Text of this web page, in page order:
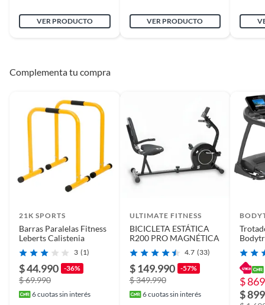
Modelo Olimpico
Color Amarillo
Ancho 286cm
Largo 33cm
Dimensiones 396 cm x 33 cm x 286 cm
VER PRODUCTO VER PRODUCTO
Complementa tu compra
21K SPORTS
Barras Paralelas Fitness
Leberts Calistenia
3 (1)
$ 44.990 -36%
$ 69.990
6cuotas sin interés
ULTIMATE FITNESS
BICICLETA ESTÁTICA
R200 PRO MAGNÉTICA
4.7 (33)
$ 149.990 -57%
$ 349.990
6cuotas sin interés
km/h
$
$